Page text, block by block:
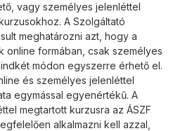
vagy személyes jelenléttel
A Szolgáltató
meghatározni azt, hogy a
online formában, csak személyes
módon egyszerre érhető el.
és személyes jelenléttel
egymással egyenértékű. A
megtartott kurzusra az ÁSZF
alkalmazni kell azzal,